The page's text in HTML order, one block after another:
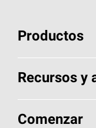
Productos
Elija sus tejas
Encuentre un
Recursos y
Aspectos
Comenzar